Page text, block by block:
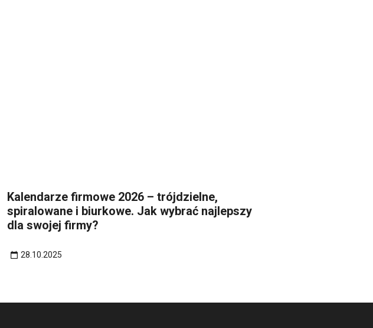
Kalendarze firmowe 2026 – trójdzielne,
spiralowane i biurkowe. Jak wybrać najlepszy
dla swojej firmy?
28.10.2025